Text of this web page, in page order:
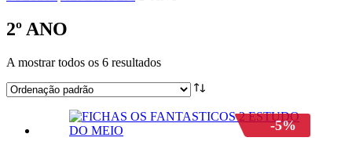
2º ANO
A mostrar todos os 6 resultados
-5%